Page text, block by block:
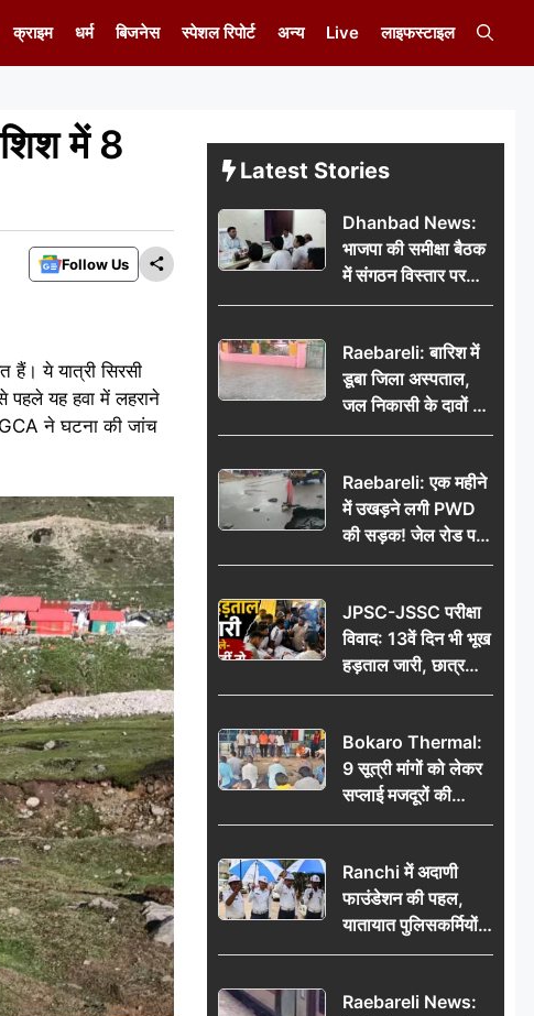
क्राइम धर्म बिजनेस स्पेशल रिपोर्ट अन्य Live लाइफस्टाइल
में 8
Follow Us
हैं। ये यात्री सिरसी
पहले यह हवा में लहराने
ने घटना की जांच
Latest Stories
Dhanbad News:
भाजपा की समीक्षा बैठक
में संगठन विस्तार पर
मंथन, बीडीओ से
जनसमस्याओं का विवरण
Raebareli: बारिश में
डूबा जिला अस्पताल,
जल निकासी के दावों की
खुली पोल
Raebareli: एक महीने
में उखड़ने लगी PWD
की सड़क! जेल रोड पर
गड्ढे ने खोली निर्माण
की उठी मांग
JPSC-JSSC परीक्षा
विवाद: 13वें दिन भी भूख
हड़ताल जारी, छात्र
बोले- जांच नहीं तो
Bokaro Thermal:
9 सूत्री मांगों को लेकर
सप्लाई मजदूरों की
हुंकार, 12 अगस्त के
Ranchi में अदाणी
फाउंडेशन की पहल,
यातायात पुलिसकर्मियों
को वितरित किए गए छाते
Raebareli News: